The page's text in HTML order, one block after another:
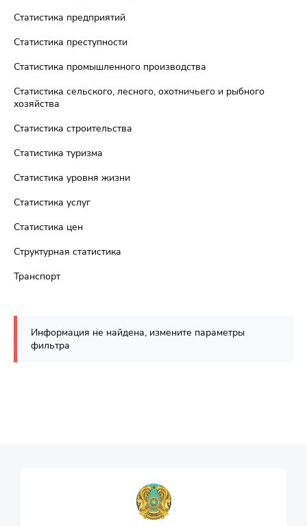
Статистика предприятий
Статистика преступности
Статистика промышленного производства
Статистика сельского, лесного, охотничьего и рыбного
хозяйства
Статистика строительства
Статистика туризма
Статистика уровня жизни
Статистика услуг
Статистика цен
Структурная статистика
Транспорт
Информация не найдена, измените параметры
фильтра